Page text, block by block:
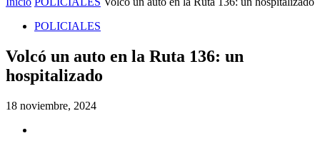
POLICIALES
Volcó un auto en la Ruta 136: un
hospitalizado
18 noviembre, 2024